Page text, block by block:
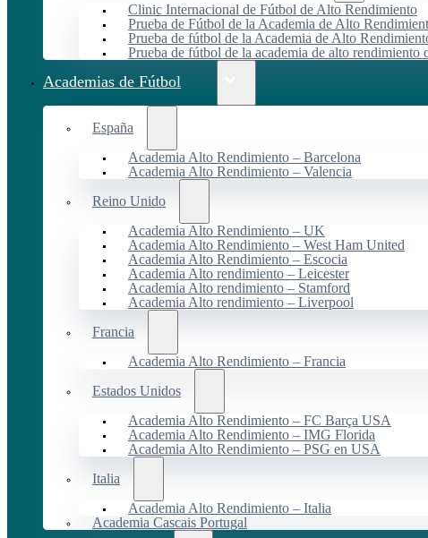
Clinic Internacional de Fútbol de Alto Rendimiento
Prueba de Fútbol de la Academia de Alto
Prueba de fútbol de la Academia de Alto
Prueba de fútbol de la academia de alto rendimiento
Academias de Fútbol
España
Academia Alto Rendimiento – Barcelona
Academia Alto Rendimiento – Valencia
Reino Unido
Academia Alto Rendimiento – UK
Academia Alto Rendimiento – West Ham United
Academia Alto Rendimiento – Escocia
Academia Alto rendimiento – Leicester
Academia Alto rendimiento – Stamford
Academia Alto rendimiento – Liverpool
Francia
Academia Alto Rendimiento – Francia
Estados Unidos
Academia Alto Rendimiento – FC Barça USA
Academia Alto Rendimiento – IMG Florida
Academia Alto Rendimiento – PSG en USA
Italia
Academia Alto Rendimiento – Italia
Academia Cascais Portugal